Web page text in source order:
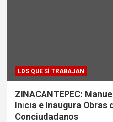
LOS QUE SÍ TRABAJAN
ZINACANTEPEC:
Inicia e Inaugura Obras
Conciudadanos